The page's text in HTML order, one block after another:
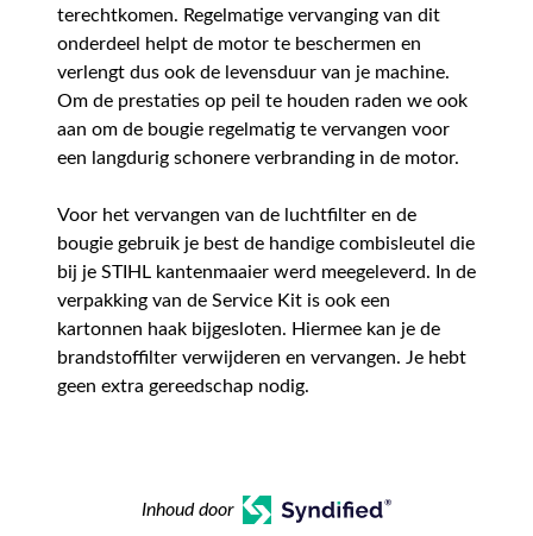
terechtkomen. Regelmatige vervanging van dit
onderdeel helpt de motor te beschermen en
verlengt dus ook de levensduur van je machine.
Om de prestaties op peil te houden raden we ook
aan om de bougie regelmatig te vervangen voor
een langdurig schonere verbranding in de motor.
Voor het vervangen van de luchtfilter en de
bougie gebruik je best de handige combisleutel die
bij je STIHL kantenmaaier werd meegeleverd. In de
verpakking van de Service Kit is ook een
kartonnen haak bijgesloten. Hiermee kan je de
brandstoffilter verwijderen en vervangen. Je hebt
geen extra gereedschap nodig.
Inhoud door